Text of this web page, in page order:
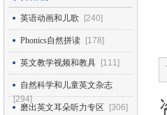
英语动画和儿歌 [240]
Phonics自然拼读 [178]
英文教学视频和教具 [111]
自然科学和儿童英文杂志
[294]
磨出英文耳朵听力专区
[306]